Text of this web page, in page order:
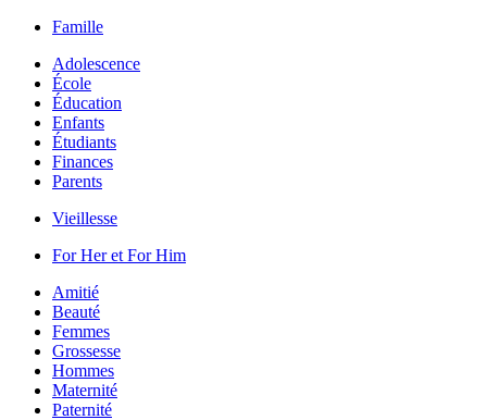
Famille
Adolescence
École
Éducation
Enfants
Étudiants
Finances
Parents
Vieillesse
For Her et For Him
Amitié
Beauté
Femmes
Grossesse
Hommes
Maternité
Paternité